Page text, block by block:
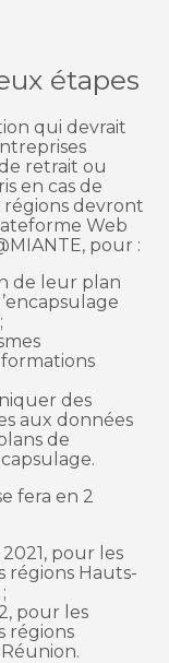
étapes
qui devrait
retrait ou
en cas de
régions devront
Web
pour :
de leur plan
des
aux données
de
fera en 2
pour les
régions Hauts-
pour les
régions